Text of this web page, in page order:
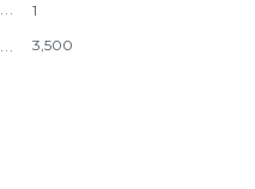
1
3,500